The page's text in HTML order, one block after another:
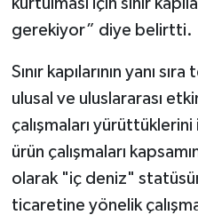
kurtulması için sınır
gerekiyor” diye belirtti.
Sınır kapılarının yanı
ulusal ve uluslararası
çalışmaları
ürün çalışmaları
olarak "iç deniz"
ticaretine yönelik